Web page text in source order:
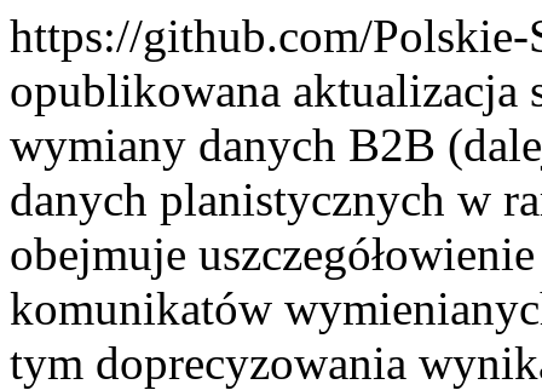
https://github.com/Polskie-
opublikowana aktualizacja
wymiany danych B2B
danych planistycznych w
obejmuje
komunikatów
tym doprecyzowania